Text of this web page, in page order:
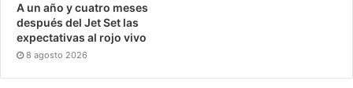
A un año y cuatro meses
después del Jet Set las
expectativas al rojo vivo
8 agosto 2026